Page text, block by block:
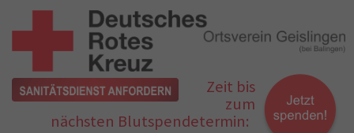
Zeit bis
zum
nächsten Blutspendetermin: